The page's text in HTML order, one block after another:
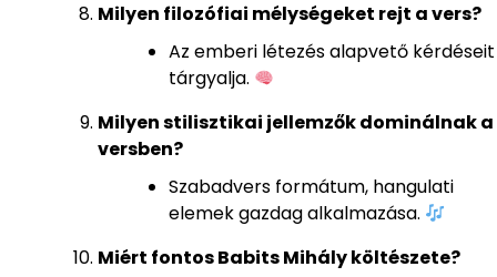
Milyen filozófiai mélységeket rejt a vers?
Az emberi létezés alapvető kérdéseit
tárgyalja.
Milyen stilisztikai jellemzők dominálnak a
versben?
Szabadvers formátum, hangulati
elemek gazdag alkalmazása.
Miért fontos Babits Mihály költészete?